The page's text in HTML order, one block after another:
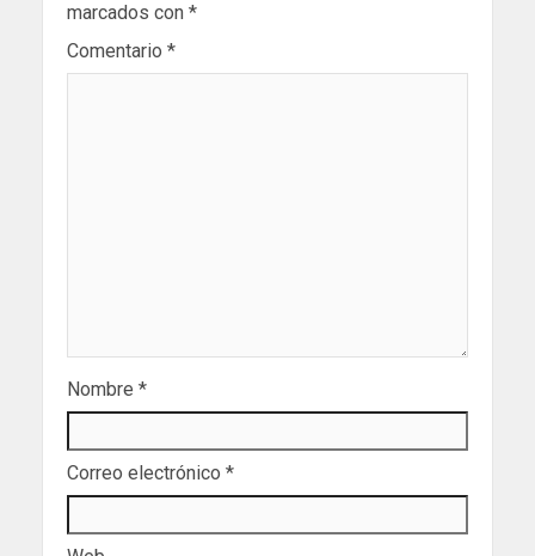
marcados con *
Comentario *
Nombre *
Correo electrónico *